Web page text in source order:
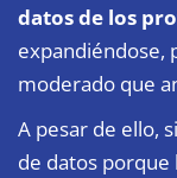
datos de los
expandiéndose,
moderado que
A pesar de ello,
de datos porque